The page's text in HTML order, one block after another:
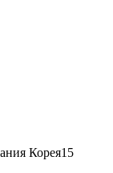
Корея15